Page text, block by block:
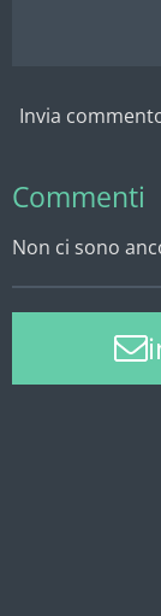
Invia
Commenti
Non ci sono